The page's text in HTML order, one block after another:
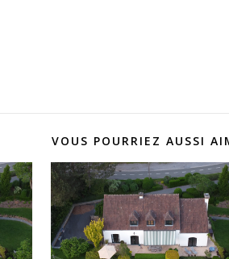
VOUS POURRIEZ AUSSI